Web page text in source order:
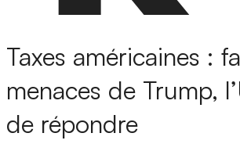
Taxes américaines :
menaces de Trump,
de répondre